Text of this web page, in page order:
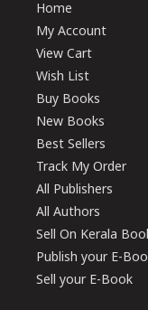
Home
My Account
View Cart
Wish List
Buy Books
New Books
Best Sellers
Track My Order
All Publishers
All Authors
Sell On Kerala
Publish your E-
Sell your E-Book